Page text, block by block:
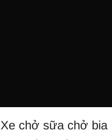
Xe chở sữa chở bia